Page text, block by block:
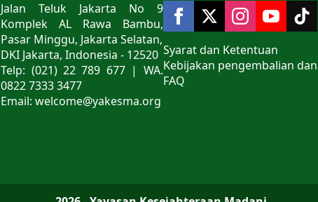
Jalan Teluk Jakarta No 9
Komplek AL Rawa Bambu,
Pasar Minggu, Jakarta Selatan,
DKI Jakarta, Indonesia - 12520
Telp: (021) 22 789 677 | WA.
0822 7333 3477
Email: welcome@yakesma.org
Syarat dan Ketentuan
Kebijakan pengembalian
FAQ